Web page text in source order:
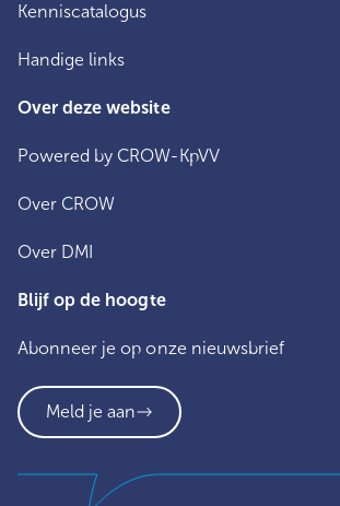
Kenniscatalogus
Handige links
Over deze website
Powered by CROW-KpVV
Over CROW
Over DMI
Blijf op de hoogte
Abonneer je op onze nieuwsbrief
Meld je aan